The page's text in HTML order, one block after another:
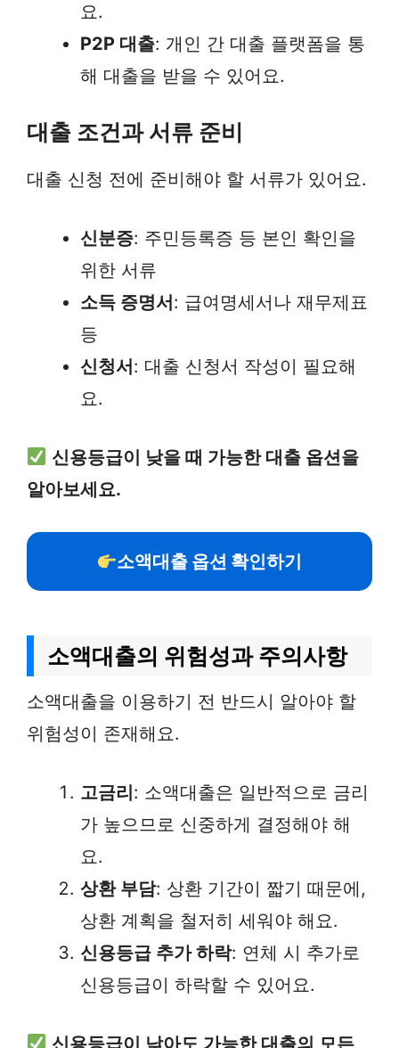
요.
P2P 대출: 개인 간 대출 플랫폼을 통
해 대출을 받을 수 있어요.
대출 조건과 서류 준비
대출 신청 전에 준비해야 할 서류가 있어요.
신분증: 주민등록증 등 본인 확인을
위한 서류
소득 증명서: 급여명세서나 재무제표
등
신청서: 대출 신청서 작성이 필요해
요.
신용등급이 낮을 때 가능한 대출 옵션을
알아보세요.
소액대출 옵션 확인하기
소액대출의 위험성과 주의사항
소액대출을 이용하기 전 반드시 알아야 할
위험성이 존재해요.
고금리: 소액대출은 일반적으로 금리
가 높으므로 신중하게 결정해야 해
요.
상환 부담: 상환 기간이 짧기 때문에,
상환 계획을 철저히 세워야 해요.
신용등급 추가 하락: 연체 시 추가로
신용등급이 하락할 수 있어요.
신용등급이 낮아도 가능한 대출의 모든